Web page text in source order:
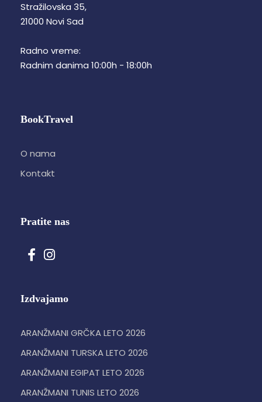
Stražilovska 35,
21000 Novi Sad
Radno vreme:
Radnim danima 10:00h - 18:00h
BookTravel
O nama
Kontakt
Pratite nas
Izdvajamo
ARANŽMANI GRČKA LETO 2026
ARANŽMANI TURSKA LETO 2026
ARANŽMANI EGIPAT LETO 2026
ARANŽMANI TUNIS LETO 2026